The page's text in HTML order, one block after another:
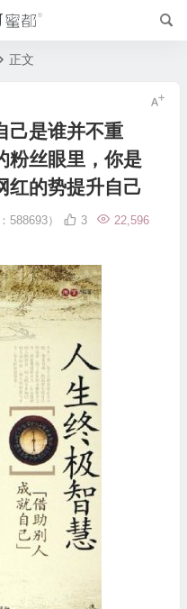
正文
己是谁并不重
粉丝眼里，你是
红的势提升自己
588693） 22,596
3